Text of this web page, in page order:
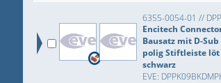
6355-0054-01 //
Encitech
Bausatz mit D-
polig Stiftleiste
schwarz
EVE: